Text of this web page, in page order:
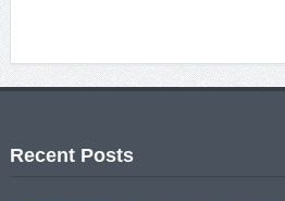
Recent Posts